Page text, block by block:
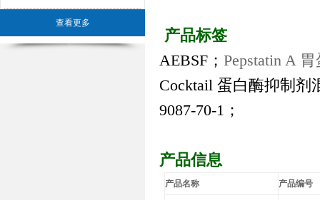
查看更多
产品标签
AEBSF ； Pepstatin A
Cocktail 蛋白酶抑制剂
9087-70-1 ；
产品信息
产品名称 产品编号